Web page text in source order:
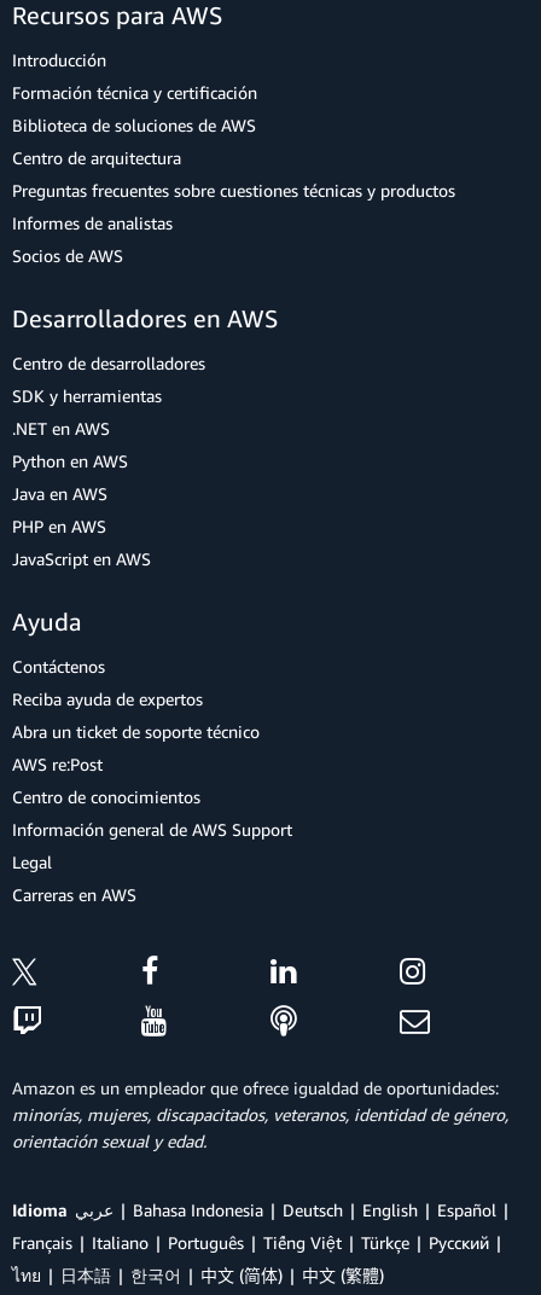
Recursos para AWS
Introducción
Formación técnica y certificación
Biblioteca de soluciones de AWS
Centro de arquitectura
Preguntas frecuentes sobre cuestiones técnicas y productos
Informes de analistas
Socios de AWS
Desarrolladores en AWS
Centro de desarrolladores
SDK y herramientas
.NET en AWS
Python en AWS
Java en AWS
PHP en AWS
JavaScript en AWS
Ayuda
Contáctenos
Reciba ayuda de expertos
Abra un ticket de soporte técnico
AWS re:Post
Centro de conocimientos
Información general de AWS Support
Legal
Carreras en AWS
Amazon es un empleador que ofrece igualdad de oportunidades:
minorías, mujeres, discapacitados, veteranos, identidad de género,
orientación sexual y edad.
Idioma عربي Bahasa Indonesia Deutsch English
Español
Français
Italiano Português Tiếng Việt Türkçe
Ρусский
ไทย
日本語 한국어 中文 (简体) 中文 (繁體)